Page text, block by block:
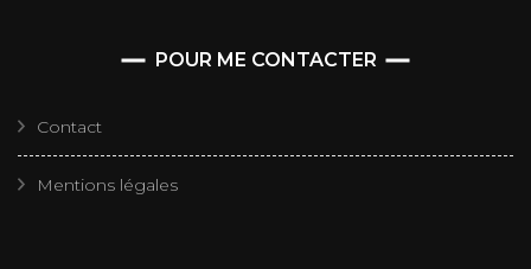
POUR ME CONTACTER
Contact
Mentions légales